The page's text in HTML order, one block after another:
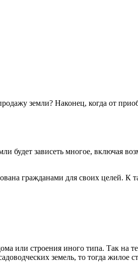
земли? Наконец, когда от
будет зависеть многое, включая
гражданами для своих целей. К
или строения иного типа. Так на
земель, то тогда жилое